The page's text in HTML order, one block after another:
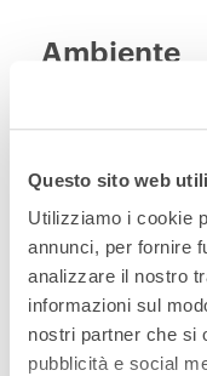
Questo sito web
Utilizziamo i cookie
annunci, per fornire
analizzare il nostro
informazioni sul
nostri partner che si
pubblicità e social
Ambiente
E non finisce qui.
un giorno di
lavoratore che